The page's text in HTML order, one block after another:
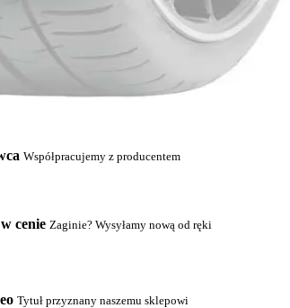
Współpracujemy z producentem
cenie Zaginie? Wysyłamy nową od ręki
Tytuł przyznany naszemu sklepowi